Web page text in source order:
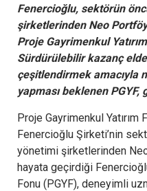
Fenercioğlu, sektörün
şirketlerinden Neo
Proje Gayrimenkul
Sürdürülebilir kazanç
çeşitlendirmek amacıyla
yapması beklenen PGYF,
Proje Gayrimenkul Yatırım
Fenercioğlu Şirketi’nin
yönetimi şirketlerinden
hayata geçirdiği
Fonu (PGYF), deneyimli